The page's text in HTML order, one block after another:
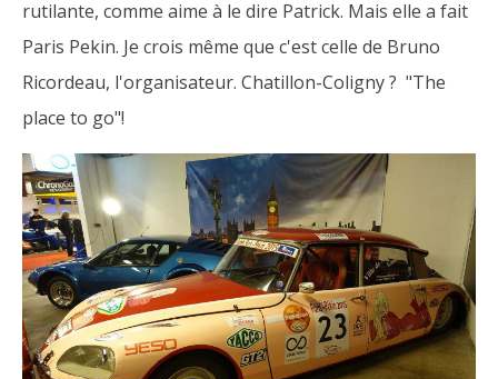
rutilante, comme aime à le dire Patrick. Mais elle a fait
Paris Pekin. Je crois même que c'est celle de Bruno
Ricordeau, l'organisateur. Chatillon-Coligny ? "The
place to go"!